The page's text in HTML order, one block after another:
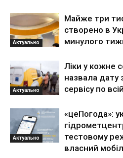
Актуально
Майже три
створено в
минулого
Актуально
Ліки у кожне
назвала дату
сервісу по
Актуально
«цеПогода»:
тестовому
власний